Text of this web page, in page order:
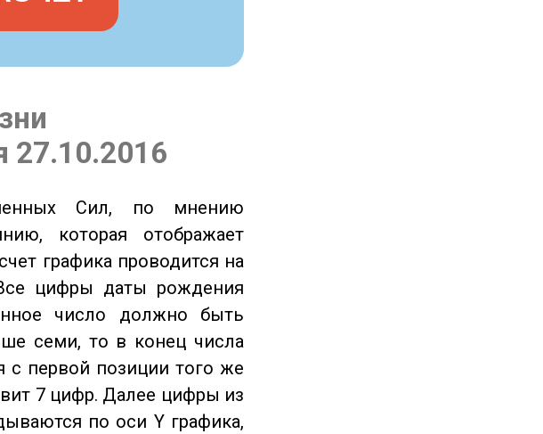
27.10.2016
Сил, по мнению
которая отображает
графика проводится на
цифры даты рождения
число должно быть
семи, то в конец числа
с первой позиции того же
7 цифр. Далее цифры из
по оси Y графика,